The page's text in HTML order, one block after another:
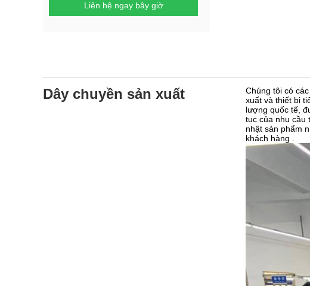
Liên hệ ngay bây giờ
Dây chuyền sản xuất
Chúng tôi có
xuất và thiết bị
lượng quốc tế,
tục của nhu cầu
nhật sản phẩm
khách hàng .